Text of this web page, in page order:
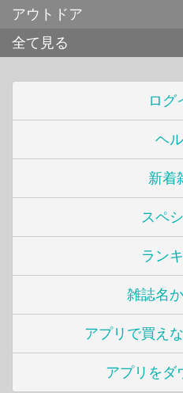
アウトドア
全て見る
ログ
ヘ
新着
スペ
ラン
雑誌名
アプリで買え
アプリをダ